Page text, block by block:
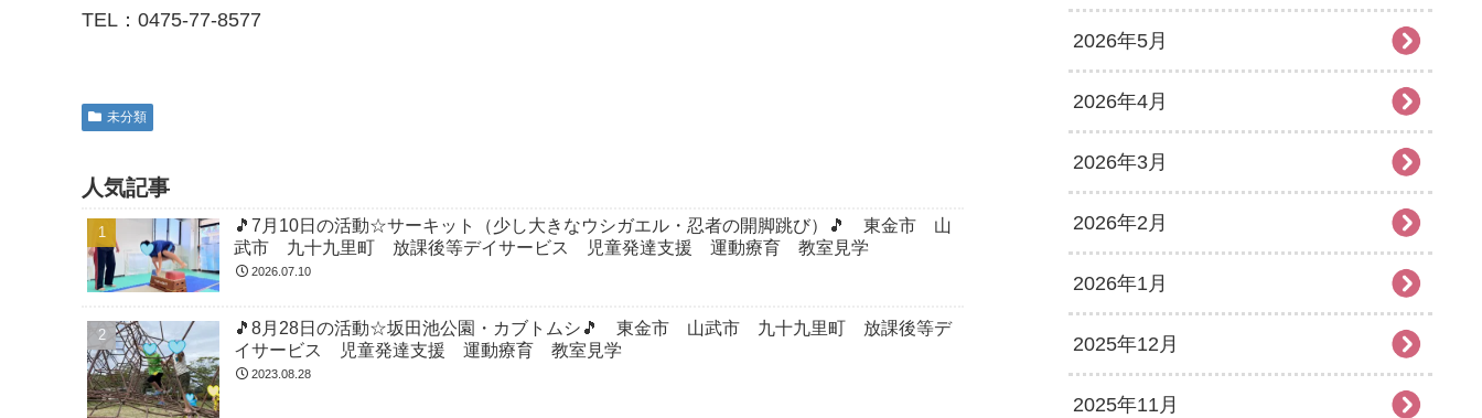
TEL：0475-77-8577
未分類
人気記事
🎵7月10日の活動☆サーキット（少し大きなウシガエル・忍者の開脚跳び）🎵 東金市 山
武市 九十九里町 放課後等デイサービス 児童発達支援 運動療育 教室見学
2026.07.10
🎵8月28日の活動☆坂田池公園・カブトムシ🎵 東金市 山武市 九十九里町 放課後等デ
イサービス 児童発達支援 運動療育 教室見学
2023.08.28
2026年5月
2026年4月
2026年3月
2026年2月
2026年1月
2025年12月
2025年11月